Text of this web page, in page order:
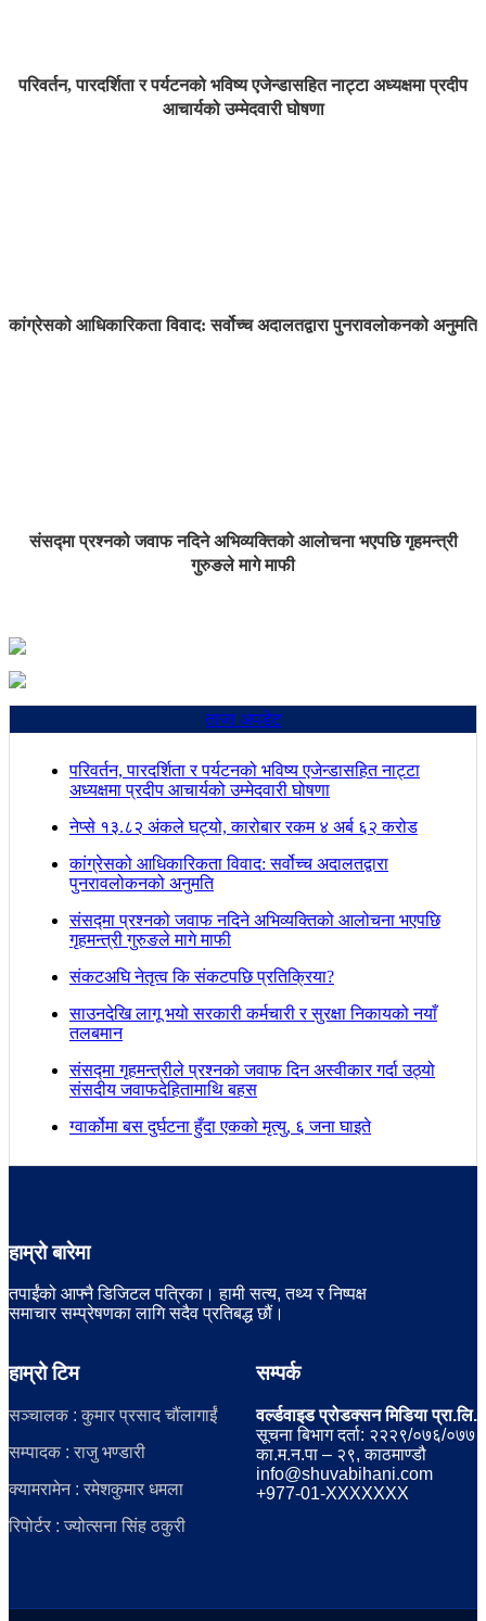
परिवर्तन, पारदर्शिता र पर्यटनको भविष्य एजेन्डासहित नाट्टा अध्यक्षमा प्रदीप
आचार्यको उम्मेदवारी घोषणा
कांग्रेसको आधिकारिकता विवाद: सर्वोच्च अदालतद्वारा पुनरावलोकनको अनुमति
संसद्मा प्रश्नको जवाफ नदिने अभिव्यक्तिको आलोचना भएपछि गृहमन्त्री
गुरुङले मागे माफी
ताजा अपडेट
परिवर्तन, पारदर्शिता र पर्यटनको भविष्य एजेन्डासहित नाट्टा
अध्यक्षमा प्रदीप आचार्यको उम्मेदवारी घोषणा
नेप्से १३.८२ अंकले घट्यो, कारोबार रकम ४ अर्ब ६२ करोड
कांग्रेसको आधिकारिकता विवाद: सर्वोच्च अदालतद्वारा
पुनरावलोकनको अनुमति
संसद्मा प्रश्नको जवाफ नदिने अभिव्यक्तिको आलोचना भएपछि
गृहमन्त्री गुरुङले मागे माफी
संकटअघि नेतृत्व कि संकटपछि प्रतिक्रिया?
साउनदेखि लागू भयो सरकारी कर्मचारी र सुरक्षा निकायको नयाँ
तलबमान
संसद्मा गृहमन्त्रीले प्रश्नको जवाफ दिन अस्वीकार गर्दा उठ्यो
संसदीय जवाफदेहितामाथि बहस
ग्वार्कोमा बस दुर्घटना हुँदा एकको मृत्यु, ६ जना घाइते
हाम्रो बारेमा
तपाईंको आफ्नै डिजिटल पत्रिका। हामी सत्य, तथ्य र निष्पक्ष
समाचार सम्प्रेषणका लागि सदैव प्रतिबद्ध छौं।
हाम्रो टिम
सञ्चालक : कुमार प्रसाद चौंलागाईं
सम्पादक : राजु भण्डारी
क्यामरामेन : रमेशकुमार धमला
रिपोर्टर : ज्योत्सना सिंह ठकुरी
सम्पर्क
वर्ल्डवाइड प्रोडक्सन मिडिया प्रा.लि.
सूचना बिभाग दर्ता: २२२९/०७६/०७७
का.म.न.पा – २९, काठमाण्डौ
info@shuvabihani.com
+977-01-XXXXXXX